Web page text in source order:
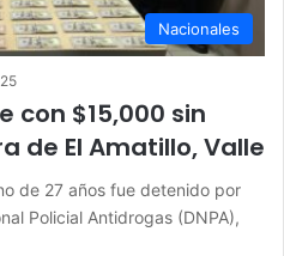
Nacionales
25
con $15,000 sin
de El Amatillo, Valle
de 27 años fue detenido por
Policial Antidrogas (DNPA),